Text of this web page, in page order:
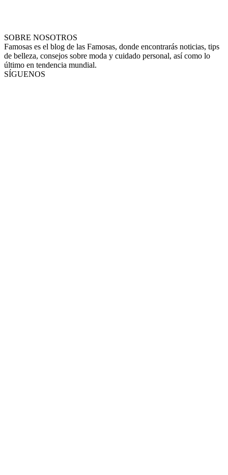
SOBRE NOSOTROS
Famosas es el blog de las Famosas, donde encontrarás noticias, tips
de belleza, consejos sobre moda y cuidado personal, así como lo
último en tendencia mundial.
SÍGUENOS